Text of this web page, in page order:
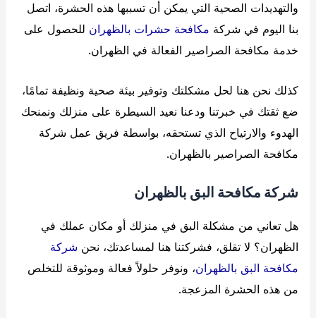
والتهديدات الصحية التي يمكن أن تسببها هذه الحشرة، اتصل
بنا اليوم في شركة مكافحة حشرات بالظهران للحصول على
خدمة مكافحة الصراصير الفعالة في الظهران.
كذلك نحن هنا لحل مشكلتك وتوفير بيئة صحية ونظيفة تمامًا،
ضع ثقتك في خبرتنا ودعنا نعيد السيطرة على منزلك ونمنحك
الهدوء والارتياح الذي تستحقه، بواسطة فريق عمل شركة
مكافحة الصراصير بالظهران.
شركة مكافحة البق بالظهران
هل تعاني من مشكلة البق في منزلك أو مكان عملك في
الظهران؟ لا تقلق، فشركتنا هنا لمساعدتك، نحن شركة
مكافحة البق بالظهران، ونوفر حلولاً فعالة وموثوقة للتخلص
من هذه الحشرة المزعجة.